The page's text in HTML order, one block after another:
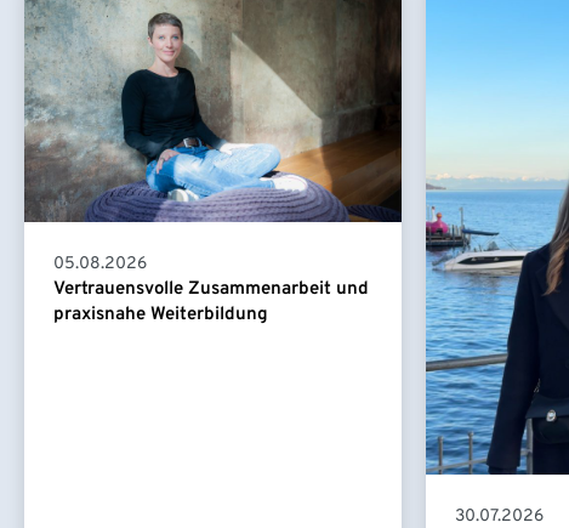
05.08.2026
Vertrauensvolle Zusammenarbeit und
praxisnahe Weiterbildung
30.07.2026